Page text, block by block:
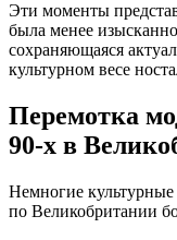
Эти моменты
была менее
сохраняющаяся
культурном весе
Перемотка
90-х в
Немногие
по Великобритании